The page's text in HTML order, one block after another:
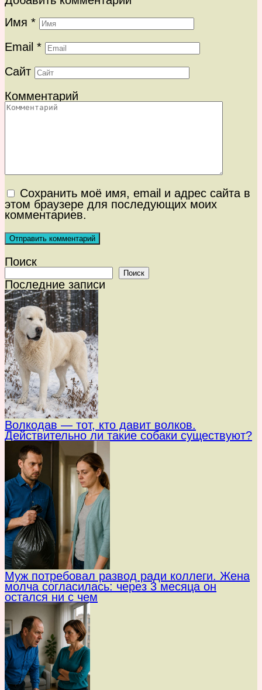
Имя *
Email *
Сайт
Комментарий
Сохранить моё имя, email и адрес сайта в
этом браузере для последующих моих
комментариев.
Поиск
Поиск
Последние записи
Волкодав — тот, кто давит волков.
Действительно ли такие собаки существуют?
Муж потребовал развод ради коллеги. Жена
молча согласилась: через 3 месяца он
остался ни с чем